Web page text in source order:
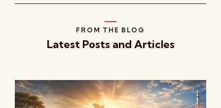
FROM THE BLOG
Latest Posts and Articles